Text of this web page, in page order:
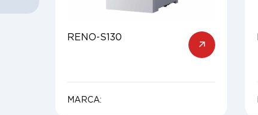
RENO-S130
MARCA: